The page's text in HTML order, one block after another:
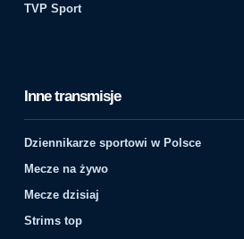
TVP Sport
Inne transmisje
Dziennikarze sportowi w Polsce
Mecze na żywo
Mecze dzisiaj
Strims top